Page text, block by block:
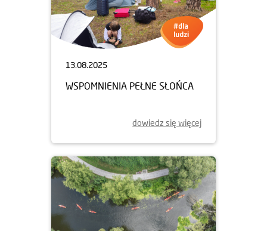
13.08.2025
WSPOMNIENIA PEŁNE SŁOŃCA
dowiedz się więcej